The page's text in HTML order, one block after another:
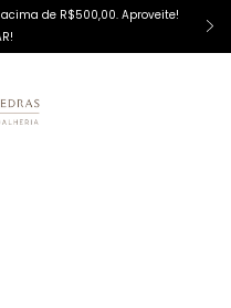
de R$500,00. Aproveite!